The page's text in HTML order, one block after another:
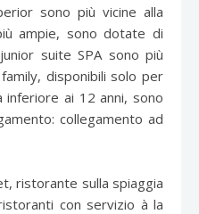
sono più vicine alla
ampie, sono dotate di
suite SPA sono più
disponibili solo per
inferiore ai 12 anni, sono
collegamento ad
ristorante sulla spiaggia
con servizio à la